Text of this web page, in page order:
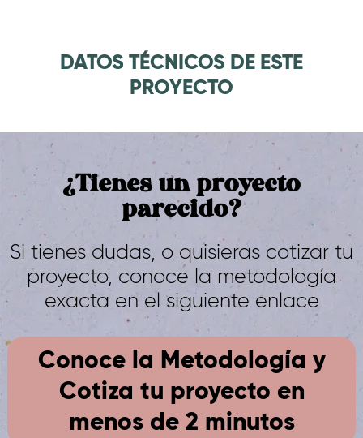
DATOS TÉCNICOS DE ESTE
PROYECTO
¿Tienes un proyecto
parecido?
Si tienes dudas, o quisieras cotizar tu
proyecto, conoce la metodología
exacta en el siguiente enlace
Conoce la Metodología y
Cotiza tu proyecto en
menos de 2 minutos